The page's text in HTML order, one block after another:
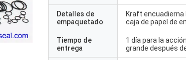
Detalles de
empaquetado
Kraft encuadierna
caja de papel de
Tiempo de
entrega
1 día para la
grande después